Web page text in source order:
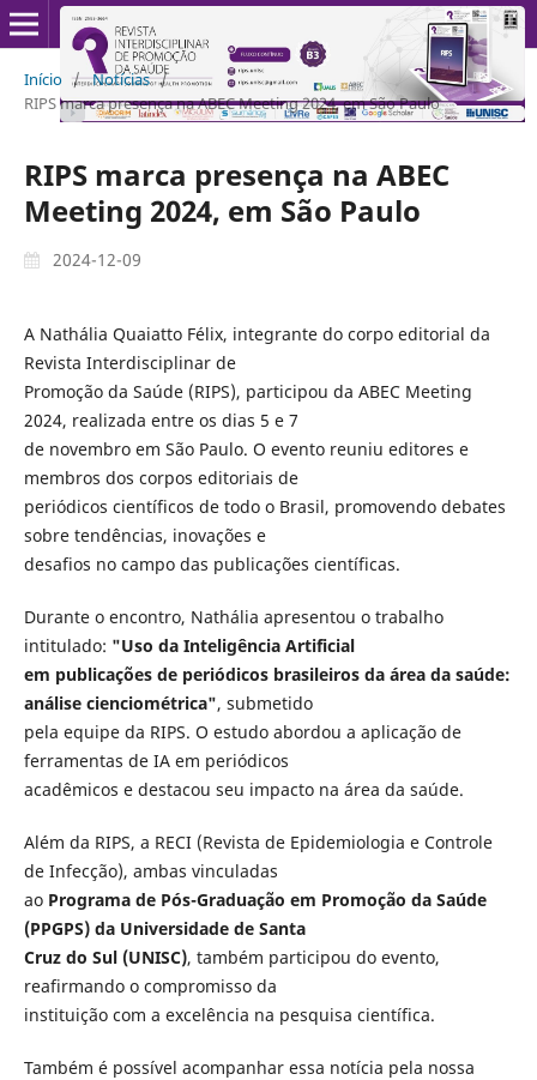
Início / Notícias /
RIPS marca presença na ABEC Meeting 2024, em São Paulo
RIPS marca presença na ABEC
Meeting 2024, em São Paulo
2024-12-09
A Nathália Quaiatto Félix, integrante do corpo editorial da
Revista Interdisciplinar de
Promoção da Saúde (RIPS), participou da ABEC Meeting
2024, realizada entre os dias 5 e 7
de novembro em São Paulo. O evento reuniu editores e
membros dos corpos editoriais de
periódicos científicos de todo o Brasil, promovendo debates
sobre tendências, inovações e
desafios no campo das publicações científicas.
Durante o encontro, Nathália apresentou o trabalho
intitulado: "Uso da Inteligência Artificial
em publicações de periódicos brasileiros da área da saúde:
análise cienciométrica", submetido
pela equipe da RIPS. O estudo abordou a aplicação de
ferramentas de IA em periódicos
acadêmicos e destacou seu impacto na área da saúde.
Além da RIPS, a RECI (Revista de Epidemiologia e Controle
de Infecção), ambas vinculadas
ao Programa de Pós-Graduação em Promoção da Saúde
(PPGPS) da Universidade de Santa
Cruz do Sul (UNISC), também participou do evento,
reafirmando o compromisso da
instituição com a excelência na pesquisa científica.
Também é possível acompanhar essa notícia pela nossa